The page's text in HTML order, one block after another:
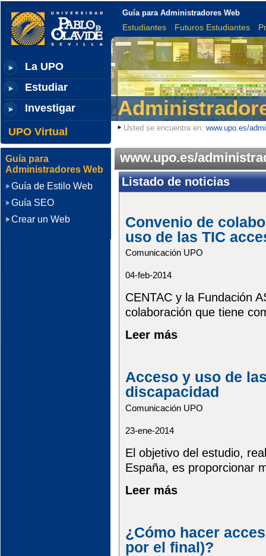
La UPO
Estudiar
Investigar
UPO Virtual
Guía para Administradores Web
Estudiantes Futuros Estudiantes
Usted se encuentra en: www.upo.es/
www.upo.es/
Listado de noticias
Convenio de
uso de las TIC
Comunicación UPO
04-feb-2014
CENTAC y la Fundación
colaboración que tiene
Leer más
Acceso y uso de
discapacidad
Comunicación UPO
23-ene-2014
El objetivo del estudio,
España, es proporcionar
Leer más
¿Cómo hacer
por el final)?
Guía para
Administradores Web
Guía de Estilo Web
Guía SEO
Crear un Web